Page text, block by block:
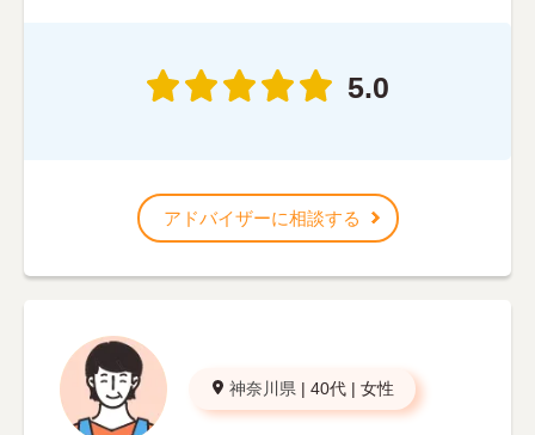
5.0
アドバイザーに相談する
神奈川県 | 40代 | 女性